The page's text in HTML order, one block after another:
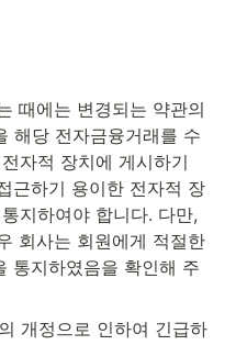
때에는 변경되는 약관의
해당 전자금융거래를 수
자적 장치에 게시하기
근하기 용이한 전자적 장
지하여야 합니다. 다만,
회사는 회원에게 적절한
통지하였음을 확인해 주
개정으로 인하여 긴급하